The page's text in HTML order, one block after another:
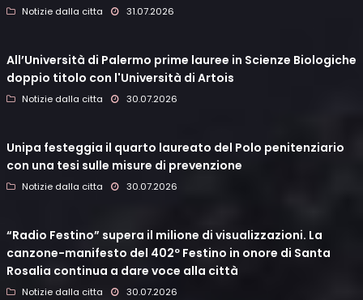
Notizie dalla citta 31.07.2026
All’Università di Palermo prime lauree in Scienze Biologiche
doppio titolo con l'Università di Artois
Notizie dalla citta 30.07.2026
Unipa festeggia il quarto laureato del Polo penitenziario
con una tesi sulle misure di prevenzione
Notizie dalla citta 30.07.2026
“Radio Festino” supera il milione di visualizzazioni. La
canzone-manifesto del 402º Festino in onore di Santa
Rosalia continua a dare voce alla città
Notizie dalla citta 30.07.2026